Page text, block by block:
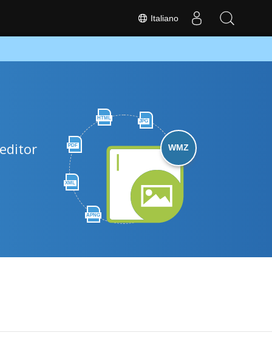
Italiano
HTML
JPG
PDF
XML
APNG
WMZ